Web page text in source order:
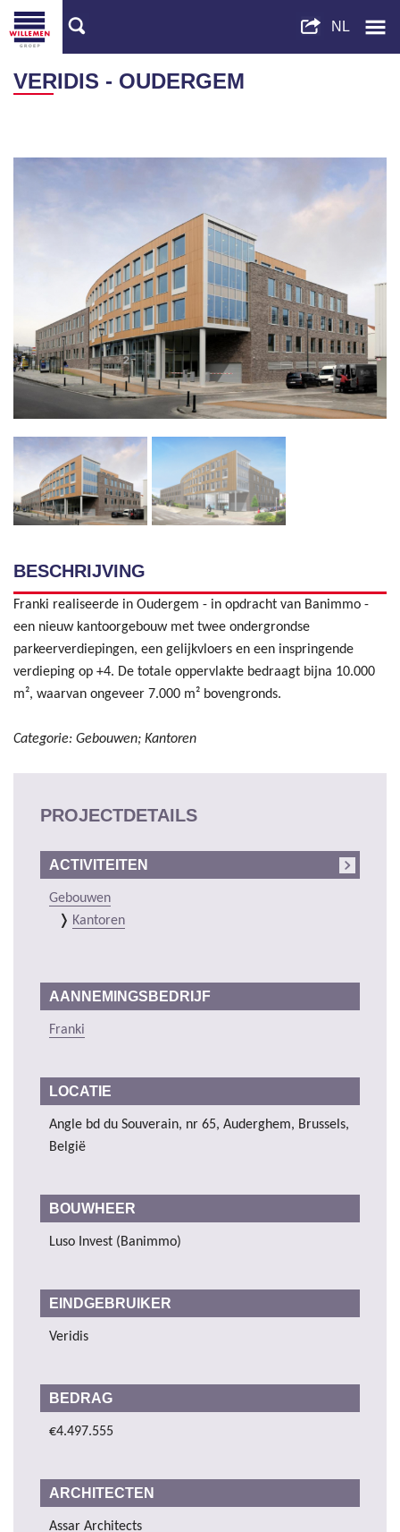
VERIDIS - OUDERGEM
BESCHRIJVING
Franki realiseerde in Oudergem - in opdracht van Banimmo -
een nieuw kantoorgebouw met twee ondergrondse
parkeerverdiepingen, een gelijkvloers en een inspringende
verdieping op +4. De totale oppervlakte bedraagt bijna 10.000
m², waarvan ongeveer 7.000 m² bovengronds.
Categorie: Gebouwen; Kantoren
PROJECTDETAILS
ACTIVITEITEN
Gebouwen
Kantoren
AANNEMINGSBEDRIJF
Franki
LOCATIE
Angle bd du Souverain, nr 65, Auderghem, Brussels,
België
BOUWHEER
Luso Invest (Banimmo)
EINDGEBRUIKER
Veridis
BEDRAG
€4.497.555
ARCHITECTEN
Assar Architects